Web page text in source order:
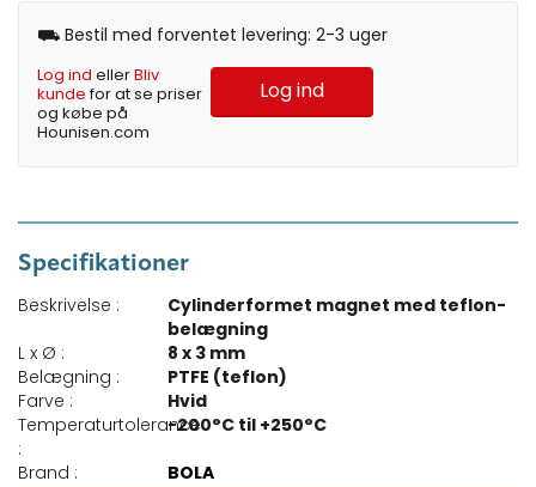
⛟ Bestil med forventet levering: 2-3 uger
Log ind ellerBliv
kundefor at se priser
og købe på
Hounisen.com
Log ind
Specifikationer
Beskrivelse :
Cylinderformet magnet med teflon-
belægning
L x Ø :
8 x 3 mm
Belægning :
PTFE (teflon)
Farve :
Hvid
Temperaturtolerance
:
-200°C til +250°C
Brand :
BOLA